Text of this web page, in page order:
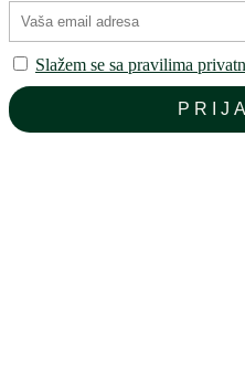
Slažem se sa pravilima